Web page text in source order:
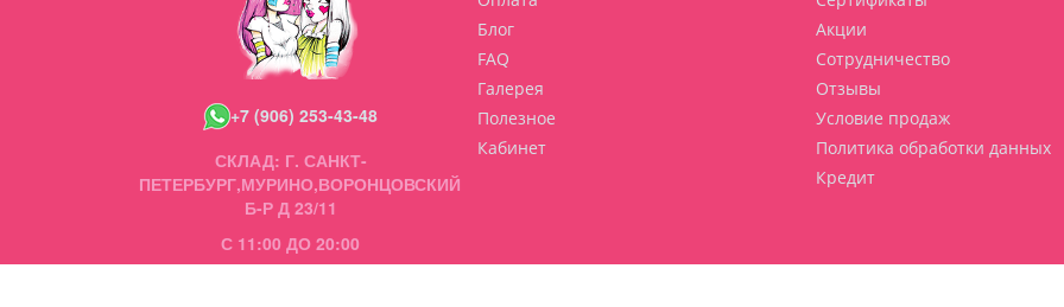
Акции
Сотрудничество
Отзывы
Условие продаж
Политика обработки данных
Кредит
Блог
FAQ
Галерея
Полезное
Кабинет
+7 (906) 253-43-48
СКЛАД: Г. САНКТ-
ПЕТЕРБУРГ,МУРИНО,ВОРОНЦОВСКИЙ
Б-Р Д 23/11
С 11:00 ДО 20:00